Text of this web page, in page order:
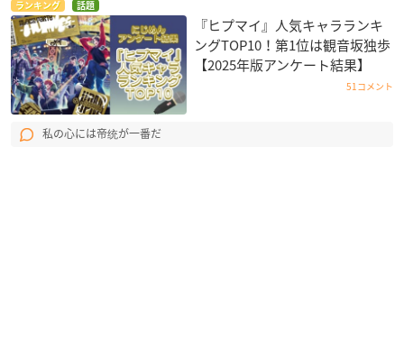
ランキング 話題
『ヒプマイ』人気キャラランキ
ングTOP10！第1位は観音坂独歩
【2025年版アンケート結果】
51コメント
私の心には帝统が一番だ